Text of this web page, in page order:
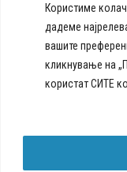
Користиме
дадеме
вашите
кликнување на
користат СИТЕ
+ 389 2 30 99 500